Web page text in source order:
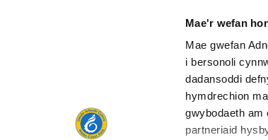
Mae'r wefan
Mae gwefan
i bersonoli
dadansoddi
hymdrechion
gwybodaeth am
partneriaid
A oes unrhyw beth o'i le ar y dudalen